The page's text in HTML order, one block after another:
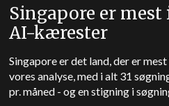
Singapore er mest
AI-kærester
Singapore er det land, der er
vores analyse, med i alt 31
pr. måned - og en stigning i